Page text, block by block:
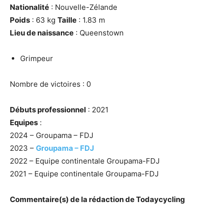
Nationalité : Nouvelle-Zélande
Poids : 63 kg Taille : 1.83 m
Lieu de naissance : Queenstown
Grimpeur
Nombre de victoires : 0
Débuts professionnel : 2021
Equipes :
2024 – Groupama – FDJ
2023 – Groupama – FDJ
2022 – Equipe continentale Groupama-FDJ
2021 – Equipe continentale Groupama-FDJ
Commentaire(s) de la rédaction de Todaycycling